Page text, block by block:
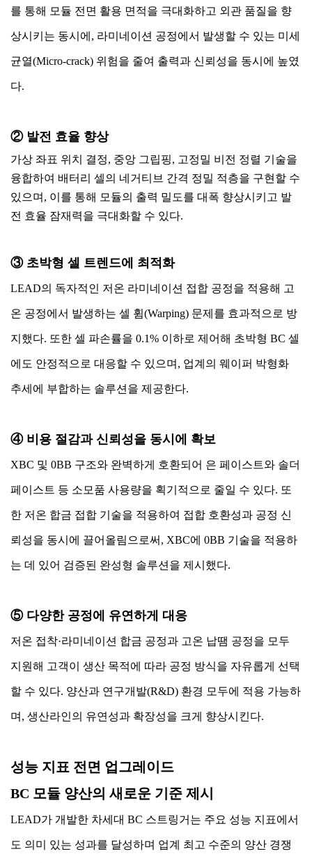
를 통해 모듈 전면 활용 면적을 극대화하고 외관 품질을 향
상시키는 동시에, 라미네이션 공정에서 발생할 수 있는 미세
균열(Micro-crack) 위험을 줄여 출력과 신뢰성을 동시에 높였
다.
② 발전 효율 향상
가상 좌표 위치 결정, 중앙 그립핑, 고정밀 비전 정렬 기술을
융합하여 배터리 셀의 네거티브 간격 정밀 적층을 구현할 수
있으며, 이를 통해 모듈의 출력 밀도를 대폭 향상시키고 발
전 효율 잠재력을 극대화할 수 있다.
③ 초박형 셀 트렌드에 최적화
LEAD의 독자적인 저온 라미네이션 접합 공정을 적용해 고
온 공정에서 발생하는 셀 휨(Warping) 문제를 효과적으로 방
지했다. 또한 셀 파손률을 0.1% 이하로 제어해 초박형 BC 셀
에도 안정적으로 대응할 수 있으며, 업계의 웨이퍼 박형화
추세에 부합하는 솔루션을 제공한다.
④ 비용 절감과 신뢰성을 동시에 확보
XBC 및 0BB 구조와 완벽하게 호환되어 은 페이스트와 솔더
페이스트 등 소모품 사용량을 획기적으로 줄일 수 있다. 또
한 저온 합금 접합 기술을 적용하여 접합 호환성과 공정 신
뢰성을 동시에 끌어올림으로써, XBC에 0BB 기술을 적용하
는 데 있어 검증된 완성형 솔루션을 제시했다.
⑤ 다양한 공정에 유연하게 대응
저온 접착·라미네이션 합금 공정과 고온 납땜 공정을 모두
지원해 고객이 생산 목적에 따라 공정 방식을 자유롭게 선택
할 수 있다. 양산과 연구개발(R&D) 환경 모두에 적용 가능하
며, 생산라인의 유연성과 확장성을 크게 향상시킨다.
성능 지표 전면 업그레이드
BC 모듈 양산의 새로운 기준 제시
LEAD가 개발한 차세대 BC 스트링거는 주요 성능 지표에서
도 의미 있는 성과를 달성하며 업계 최고 수준의 양산 경쟁